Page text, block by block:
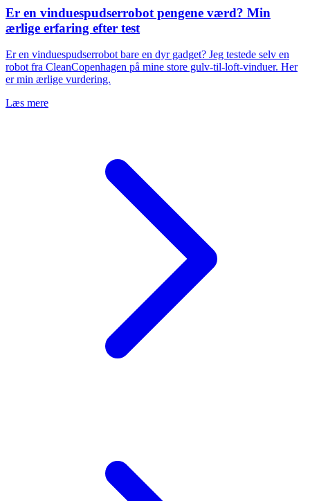
Er en vinduespudserrobot pengene værd? Min
ærlige erfaring efter test
Er en vinduespudserrobot bare en dyr gadget? Jeg testede selv en
robot fra CleanCopenhagen på mine store gulv-til-loft-vinduer. Her
er min ærlige vurdering.
Læs mere